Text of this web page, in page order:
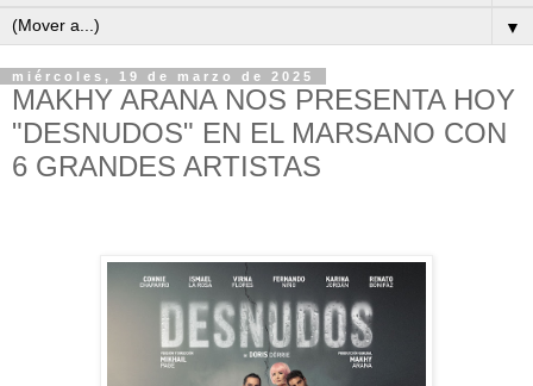
▼
miércoles, 19 de marzo de 2025
MAKHY ARANA NOS PRESENTA HOY
"DESNUDOS" EN EL MARSANO CON
6 GRANDES ARTISTAS